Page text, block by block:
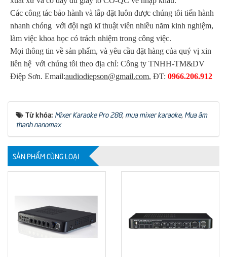
Các công tác bảo hành và lắp đặt luôn được chúng tôi tiến hành
nhanh chóng với đội ngũ kĩ thuật viên nhiều năm kinh nghiệm,
làm việc khoa học có trách nhiệm trong công việc.
Mọi thông tin về sản phẩm, và yêu cầu đặt hàng của quý vị xin
liên hệ với chúng tôi theo địa chỉ: Công ty TNHH-TM&DV
Điệp Sơn. Email:audiodiepson@gmail.com, ĐT: 0966.206.912
Từ khóa: Mixer Karaoke Pro 288, mua mixer karaoke, Mua âm
thanh nanomax
SẢN PHẨM CÙNG LOẠI